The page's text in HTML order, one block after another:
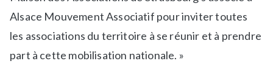
é
d
a
e
t
é
Alsace Mouvement Associatif pour inviter toutes
les associations du territoire à se réunir et à prendre
part à cette mobilisation nationale. »